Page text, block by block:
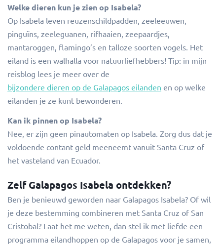
Welke dieren kun je zien op Isabela?
Op Isabela leven reuzenschildpadden, zeeleeuwen,
pinguïns, zeeleguanen, rifhaaien, zeepaardjes,
mantaroggen, flamingo’s en talloze soorten vogels. Het
eiland is een walhalla voor natuurliefhebbers! Tip: in mijn
reisblog lees je meer over de
bijzondere dieren op de Galapagos eilanden en op welke
eilanden je ze kunt bewonderen.
Kan ik pinnen op Isabela?
Nee, er zijn geen pinautomaten op Isabela. Zorg dus dat je
voldoende contant geld meeneemt vanuit Santa Cruz of
het vasteland van Ecuador.
Zelf Galapagos Isabela ontdekken?
Ben je benieuwd geworden naar Galapagos Isabela? Of wil
je deze bestemming combineren met Santa Cruz of San
Cristobal? Laat het me weten, dan stel ik met liefde een
programma eilandhoppen op de Galapagos voor je samen,